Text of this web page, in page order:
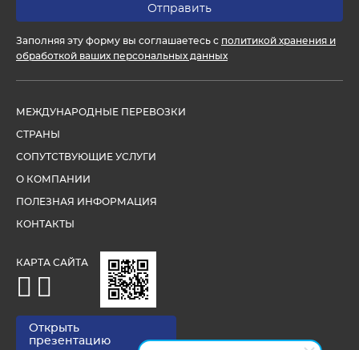
Заполняя эту форму вы соглашаетесь с политикой хранения и
обработкой ваших персональных данных
МЕЖДУНАРОДНЫЕ ПЕРЕВОЗКИ
СТРАНЫ
СОПУТСТВУЮЩИЕ УСЛУГИ
О КОМПАНИИ
ПОЛЕЗНАЯ ИНФОРМАЦИЯ
КОНТАКТЫ
КАРТА САЙТА
Открыть
презентацию